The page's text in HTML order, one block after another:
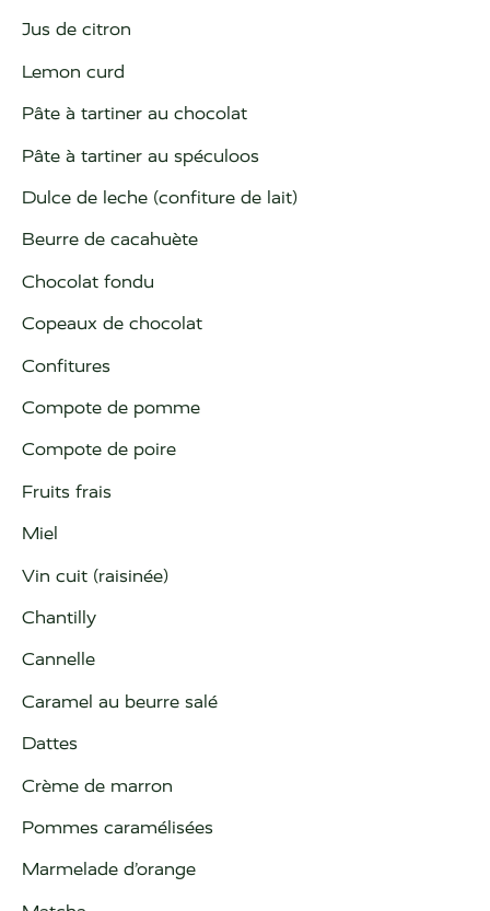
Jus de citron
Lemon curd
Pâte à tartiner au chocolat
Pâte à tartiner au spéculoos
Dulce de leche (confiture de lait)
Beurre de cacahuète
Chocolat fondu
Copeaux de chocolat
Confitures
Compote de pomme
Compote de poire
Fruits frais
Miel
Vin cuit (raisinée)
Chantilly
Cannelle
Caramel au beurre salé
Dattes
Crème de marron
Pommes caramélisées
Marmelade d’orange